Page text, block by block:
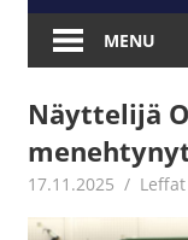
Mesta.net
MENU
Näyttelijä
17.11.2025 Jouni